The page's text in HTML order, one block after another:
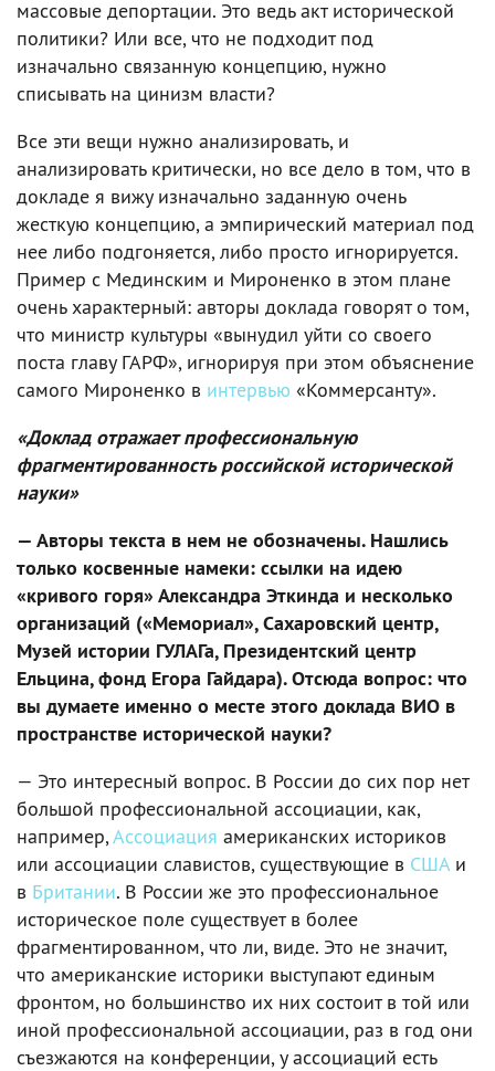
массовые депортации. Это ведь акт исторической
политики? Или все, что не подходит под
изначально связанную концепцию, нужно
списывать на цинизм власти?
Все эти вещи нужно анализировать, и
анализировать критически, но все дело в том, что в
докладе я вижу изначально заданную очень
жесткую концепцию, а эмпирический материал под
нее либо подгоняется, либо просто игнорируется.
Пример с Мединским и Мироненко в этом плане
очень характерный: авторы доклада говорят о том,
что министр культуры «вынудил уйти со своего
поста главу ГАРФ», игнорируя при этом объяснение
самого Мироненко в интервью «Коммерсанту».
«Доклад отражает профессиональную
фрагментированность российской исторической
науки»
— Авторы текста в нем не обозначены. Нашлись
только косвенные намеки: ссылки на идею
«кривого горя» Александра Эткинда и несколько
организаций («Мемориал», Сахаровский центр,
Музей истории ГУЛАГа, Президентский центр
Ельцина, фонд Егора Гайдара). Отсюда вопрос: что
вы думаете именно о месте этого доклада ВИО в
пространстве исторической науки?
— Это интересный вопрос. В России до сих пор нет
большой профессиональной ассоциации, как,
например,Ассоциация американских историков
или ассоциации славистов, существующие в СШАи
в Британии. В России же это профессиональное
историческое поле существует в более
фрагментированном, что ли, виде. Это не значит,
что американские историки выступают единым
фронтом, но большинство их них состоит в той или
иной профессиональной ассоциации, раз в год они
съезжаются на конференции, у ассоциаций есть